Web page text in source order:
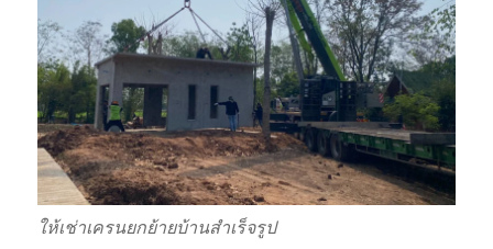
ให้เช่าเครนยกย้ายบ้านสำเร็จรูป